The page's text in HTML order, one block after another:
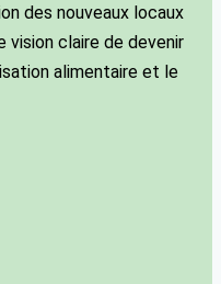
des nouveaux locaux
vision claire de devenir
alimentaire et le